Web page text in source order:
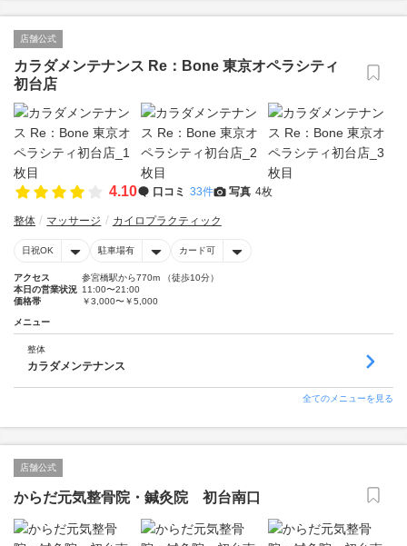
店舗公式
カラダメンテナンス Re：Bone 東京オペラシティ
初台店
4.10 口コミ 33件 写真 4枚
整体 マッサージ カイロプラクティック
日祝OK 駐車場有 カード可
アクセス
参宮橋駅から770m （徒歩10分）
本日の営業状況 11:00〜21:00
価格帯
￥3,000〜￥5,000
メニュー
整体
カラダメンテナンス
全てのメニューを見る
店舗公式
からだ元気整骨院・鍼灸院 初台南口